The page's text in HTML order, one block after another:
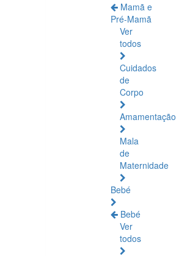
Mamã e
Pré-Mamã
Ver
todos
Cuidados
de
Corpo
Amamentação
Mala
de
Maternidade
Bebé
Bebé
Ver
todos